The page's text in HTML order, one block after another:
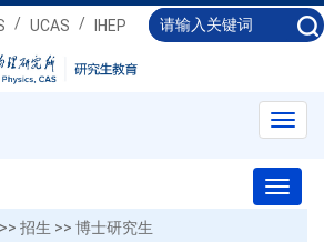
/ UCAS / IHEP
Toggle
>> 招生 >> 博士研究生